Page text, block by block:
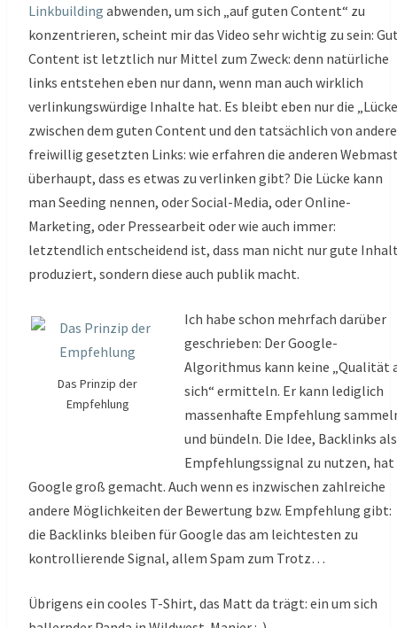
Linkbuilding abwenden, um sich „auf guten Content“ zu
konzentrieren, scheint mir das Video sehr wichtig zu sein:
Content ist letztlich nur Mittel zum Zweck: denn natürliche
links entstehen eben nur dann, wenn man auch wirklich
verlinkungswürdige Inhalte hat. Es bleibt eben nur die
zwischen dem guten Content und den tatsächlich von
freiwillig gesetzten Links: wie erfahren die anderen
überhaupt, dass es etwas zu verlinken gibt? Die Lücke kann
man Seeding nennen, oder Social-Media, oder Online-
Marketing, oder Pressearbeit oder wie auch immer:
letztendlich entscheidend ist, dass man nicht nur gute
produziert, sondern diese auch publik macht.
Das Prinzip der
Empfehlung
Ich habe schon mehrfach darüber
geschrieben: Der Google-
Algorithmus kann keine „Qualität
sich“ ermitteln. Er kann lediglich
massenhafte Empfehlung
und bündeln. Die Idee, Backlinks als
Empfehlungssignal zu nutzen, hat
Google groß gemacht. Auch wenn es inzwischen zahlreiche
andere Möglichkeiten der Bewertung bzw. Empfehlung gibt:
die Backlinks bleiben für Google das am leichtesten zu
kontrollierende Signal, allem Spam zum Trotz…
Übrigens ein cooles T-Shirt, das Matt da trägt: ein um sich